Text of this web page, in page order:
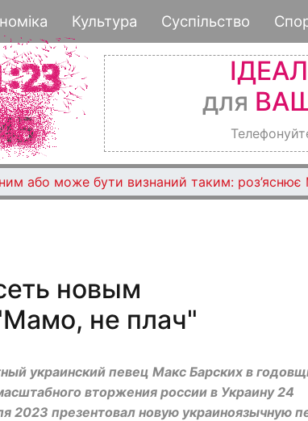
к
основному
Культура Суспільство
для
або може бути визнаний таким: роз’яснює
новым
не плач"
украинский певец Макс Барских в
вторжения россии в Украину 24
2023 презентовал новую украиноязычную